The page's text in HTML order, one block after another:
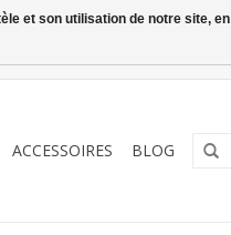
ACCESSOIRES BLOG
et son utilisation de notre site,